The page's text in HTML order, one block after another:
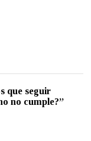
que seguir
no cumple?”